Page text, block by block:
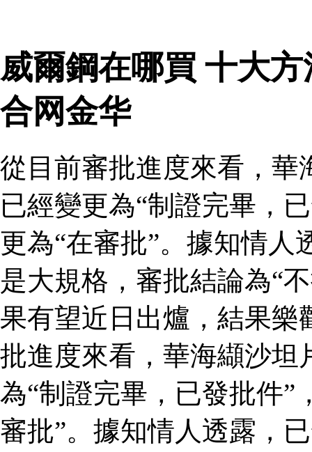
威爾鋼在哪買 十大
合网金华
從目前審批進度來看，華
已經變更為“制證完畢，
更為“在審批”。據知情
是大規格，審批結論為“
果有望近日出爐，結果樂
批進度來看，華海纈沙坦
為“制證完畢，已發批件”
審批”。據知情人透露，